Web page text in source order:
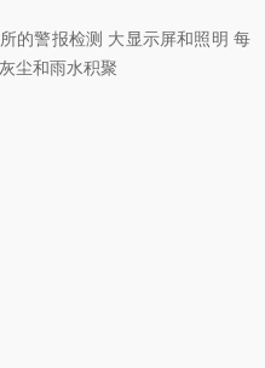
的警报检测 大显示屏和照明 每
尘和雨水积聚